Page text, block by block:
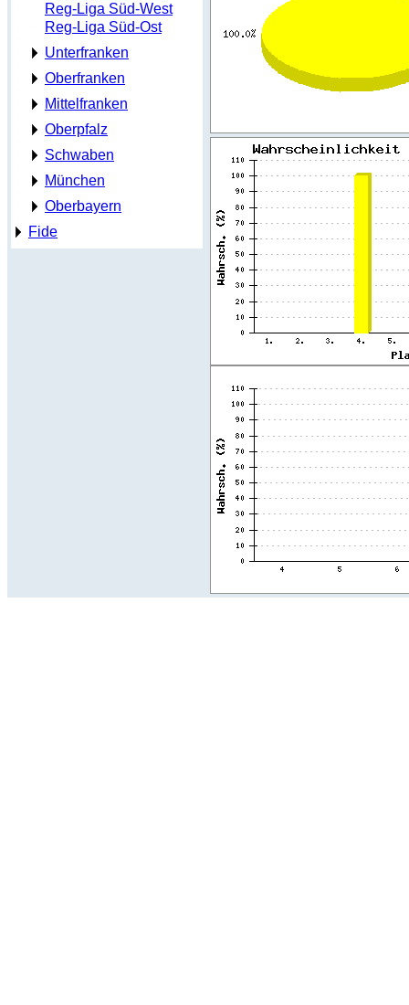
Reg-Liga Süd-West
Reg-Liga Süd-Ost
Unterfranken
Oberfranken
Mittelfranken
Oberpfalz
Schwaben
München
Oberbayern
Fide